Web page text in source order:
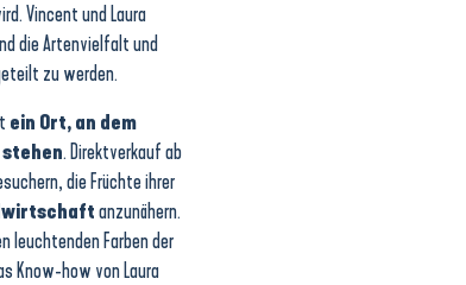
Vincent und Laura
die Artenvielfalt und
zu werden.
ein Ort, an dem
. Direktverkauf ab
die Früchte ihrer
anzunähern.
leuchtenden Farben der
Know-how von Laura